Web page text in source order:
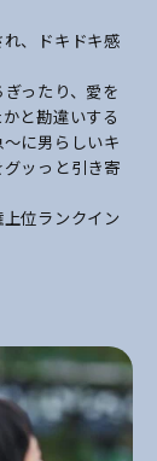
、ドキドキ感
ったり、愛を
と勘違いする
に男ら しいキ
ッっと引き寄
位ランクイン